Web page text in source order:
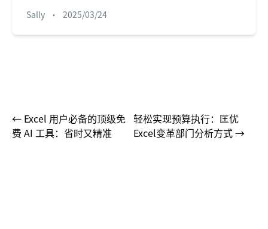
Sally • 2025/03/24
← Excel 用户必备的顶级免
费 AI 工具：省时又精准
轻松实现预算执行：匡优
Excel变革部门分析方式 →